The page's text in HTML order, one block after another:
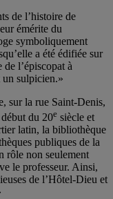
de l’histoire de
émérite du
symboliquement
a été édifiée sur
de l’épiscopat à
sulpicien.»
sur la rue Saint-Denis,
du 20e siècle et
latin, la bibliothèque
publiques de la
rôle non seulement
le professeur. Ainsi,
de l’Hôtel-Dieu et